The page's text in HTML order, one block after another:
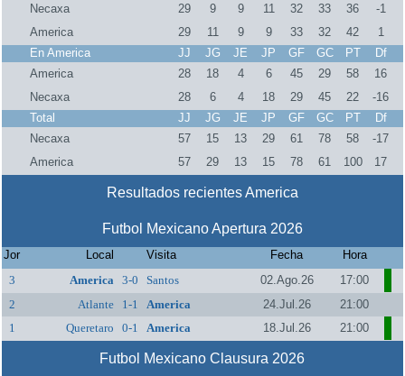
Necaxa
29 9 9 11 32 33 36
-1
America
29 11 9 9 33 32 42
1
En America
JJ JG JE JP GF GC PT
Df
America
28 18 4 6 45 29 58
16
Necaxa
28 6 4 18 29 45 22
-16
Total
JJ JG JE JP GF GC PT
Df
Necaxa
57 15 13 29 61 78 58
-17
America
57 29 13 15 78 61 100 17
Resultados recientes America
Futbol Mexicano Apertura 2026
Jor Local Visita Fecha
Hora
3
America 3-0 Santos 02.Ago.26
17:00
2
Atlante 1-1 America 24.Jul.26
21:00
1
Queretaro 0-1 America 18.Jul.26 21:00
Futbol Mexicano Clausura 2026